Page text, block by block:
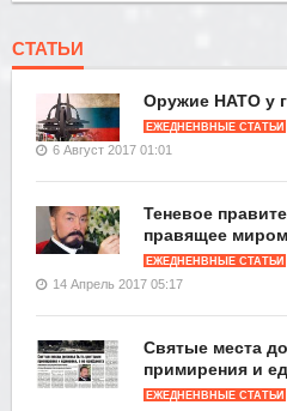
СТАТЬИ
Оружие НАТО у
ЕЖЕДНЕНВНЫЕ СТАТЬИ
6 Август 2017 01:01
Теневое
правящее миром
ЕЖЕДНЕНВНЫЕ СТАТЬИ
14 Апрель 2017 05:17
Святые места
примирения и
ЕЖЕДНЕНВНЫЕ СТАТЬИ